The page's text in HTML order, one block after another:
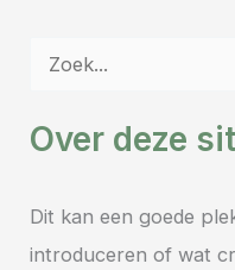
e
n
a
Over deze
Dit kan een goede
introduceren of wat